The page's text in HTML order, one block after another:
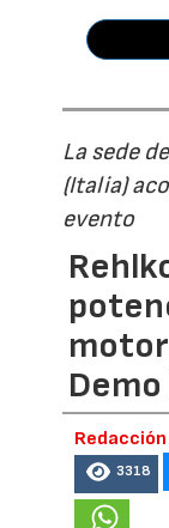
La sede
(Italia)
evento
3318